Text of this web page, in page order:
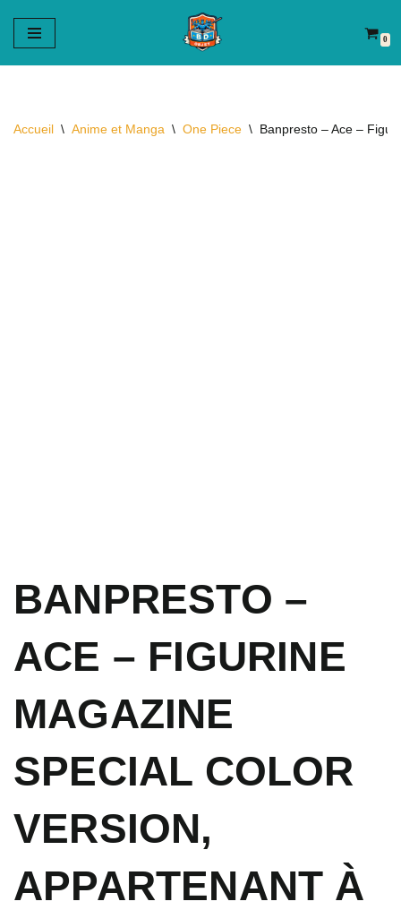
Aller
au
0
Accueil \ Anime et Manga \ One Piece \ Banpresto – Ace –
BANPRESTO –
ACE – FIGURINE
MAGAZINE
SPECIAL COLOR
VERSION,
APPARTENANT À